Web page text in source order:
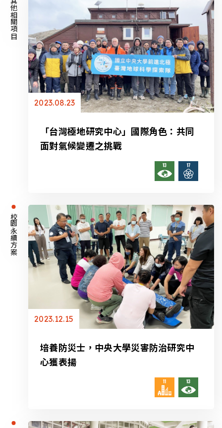
其他相關項目
2023.08.23
「台灣極地研究中心」國際角色：共同
面對氣候變遷之挑戰
校園永續方案
2023.12.15
培養防災士，中央大學災害防治研究中
心獲表揚